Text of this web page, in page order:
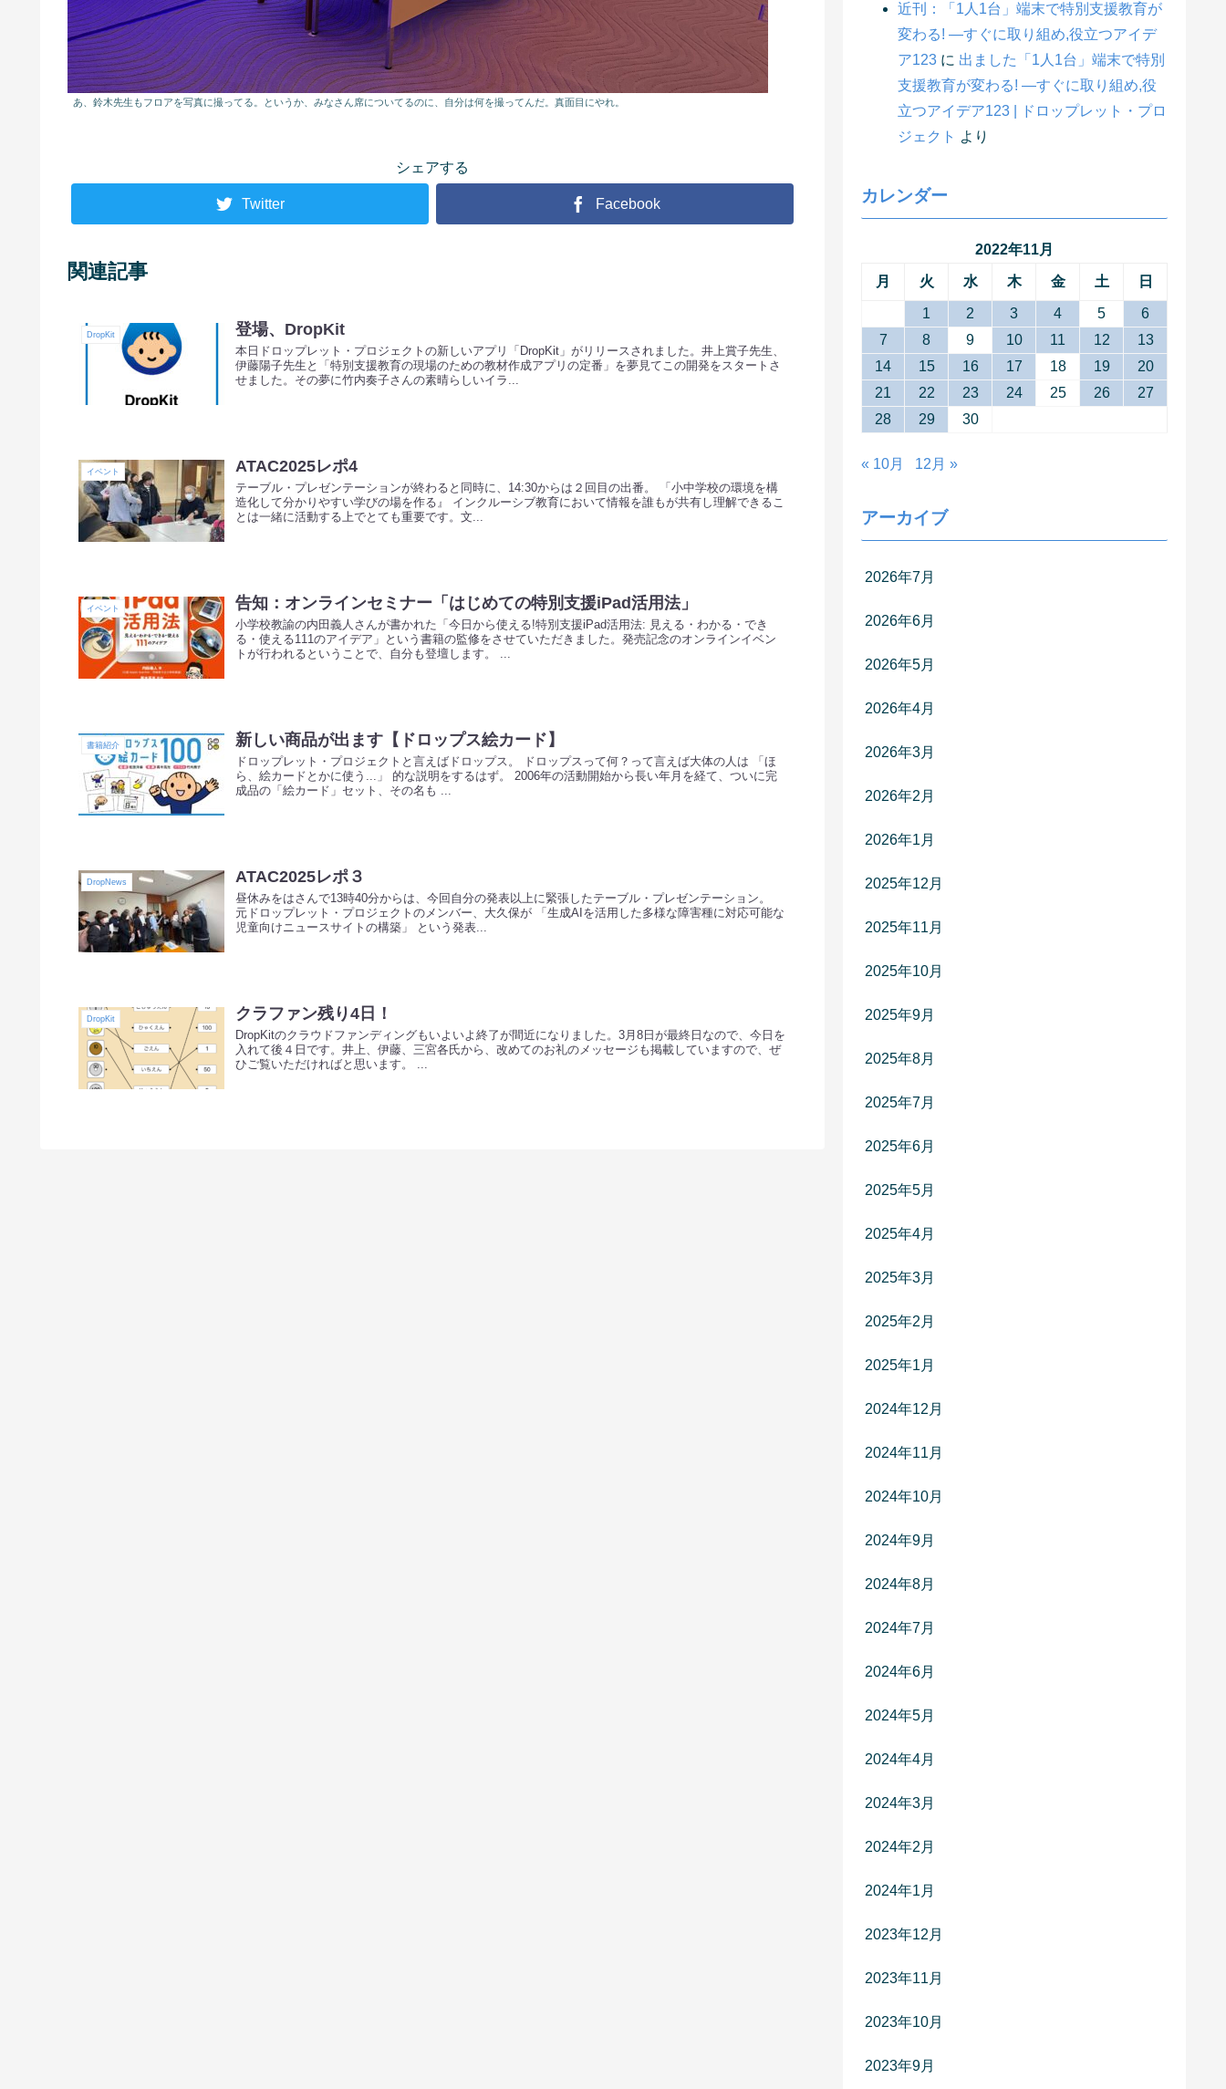
あ、鈴木先生もフロアを写真に撮ってる。というか、みなさん席についてるのに、自分は何を撮ってんだ。真面目にやれ。
シェアする
Twitter Facebook
関連記事
DropKit 登場、DropKit
本日ドロップレット・プロジェクトの新しいアプリ「DropKit」がリリースされました。井上賞子先生、
伊藤陽子先生と「特別支援教育の現場のための教材作成アプリの定番」を夢見てこの開発をスタートさ
せました。その夢に竹内奏子さんの素晴らしいイラ...
イベント ATAC2025レポ4
テーブル・プレゼンテーションが終わると同時に、14:30からは２回目の出番。 「小中学校の環境を構
造化して分かりやすい学びの場を作る』 インクルーシブ教育において情報を誰もが共有し理解できるこ
とは一緒に活動する上でとても重要です。文...
イベント 告知：オンラインセミナー「はじめての特別支援iPad活用法」
小学校教諭の内田義人さんが書かれた「今日から使える!特別支援iPad活用法: 見える・わかる・でき
る・使える111のアイデア」という書籍の監修をさせていただきました。発売記念のオンラインイベン
トが行われるということで、自分も登壇します。 ...
書籍紹介 新しい商品が出ます【ドロップス絵カード】
ドロップレット・プロジェクトと言えばドロップス。 ドロップスって何？って言えば大体の人は 「ほ
ら、絵カードとかに使う...」 的な説明をするはず。 2006年の活動開始から長い年月を経て、ついに完
成品の「絵カード」セット、その名も ...
DropNews ATAC2025レポ３
昼休みをはさんで13時40分からは、今回自分の発表以上に緊張したテーブル・プレゼンテーション。
元ドロップレット・プロジェクトのメンバー、大久保が 「生成AIを活用した多様な障害種に対応可能な
児童向けニュースサイトの構築」 という発表...
DropKit クラファン残り4日！
DropKitのクラウドファンディングもいよいよ終了が間近になりました。3月8日が最終日なので、今日を
入れて後４日です。井上、伊藤、三宮各氏から、改めてのお礼のメッセージも掲載していますので、ぜ
ひご覧いただければと思います。 ...
近刊：「1人1台」端末で特別支援教育が
変わる! ―すぐに取り組め,役立つアイデ
ア123 に 出ました「1人1台」端末で特別
支援教育が変わる! ―すぐに取り組め,役
立つアイデア123 | ドロップレット・プロ
ジェクト より
カレンダー
2022年11月
月 火 水 木 金 土 日
1 2 3 4 5
6
7
8 9 10 11 12
13
14
15 16 17 18 19
20
21
22 23 24 25 26
27
28
29 30
« 10月 12月 »
アーカイブ
2026年7月
2026年6月
2026年5月
2026年4月
2026年3月
2026年2月
2026年1月
2025年12月
2025年11月
2025年10月
2025年9月
2025年8月
2025年7月
2025年6月
2025年5月
2025年4月
2025年3月
2025年2月
2025年1月
2024年12月
2024年11月
2024年10月
2024年9月
2024年8月
2024年7月
2024年6月
2024年5月
2024年4月
2024年3月
2024年2月
2024年1月
2023年12月
2023年11月
2023年10月
2023年9月